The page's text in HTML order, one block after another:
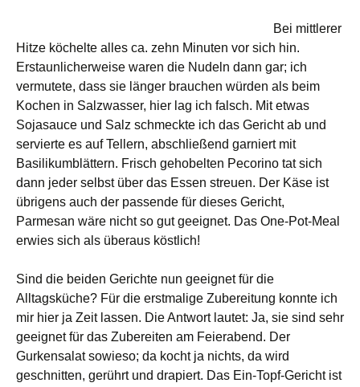
Bei mittlerer
Hitze köchelte alles ca. zehn Minuten vor sich hin.
Erstaunlicherweise waren die Nudeln dann gar; ich
vermutete, dass sie länger brauchen würden als beim
Kochen in Salzwasser, hier lag ich falsch. Mit etwas
Sojasauce und Salz schmeckte ich das Gericht ab und
servierte es auf Tellern, abschließend garniert mit
Basilikumblättern. Frisch gehobelten Pecorino tat sich
dann jeder selbst über das Essen streuen. Der Käse ist
übrigens auch der passende für dieses Gericht,
Parmesan wäre nicht so gut geeignet. Das One-Pot-Meal
erwies sich als überaus köstlich!
Sind die beiden Gerichte nun geeignet für die
Alltagsküche? Für die erstmalige Zubereitung konnte ich
mir hier ja Zeit lassen. Die Antwort lautet: Ja, sie sind sehr
geeignet für das Zubereiten am Feierabend. Der
Gurkensalat sowieso; da kocht ja nichts, da wird
geschnitten, gerührt und drapiert. Das Ein-Topf-Gericht ist